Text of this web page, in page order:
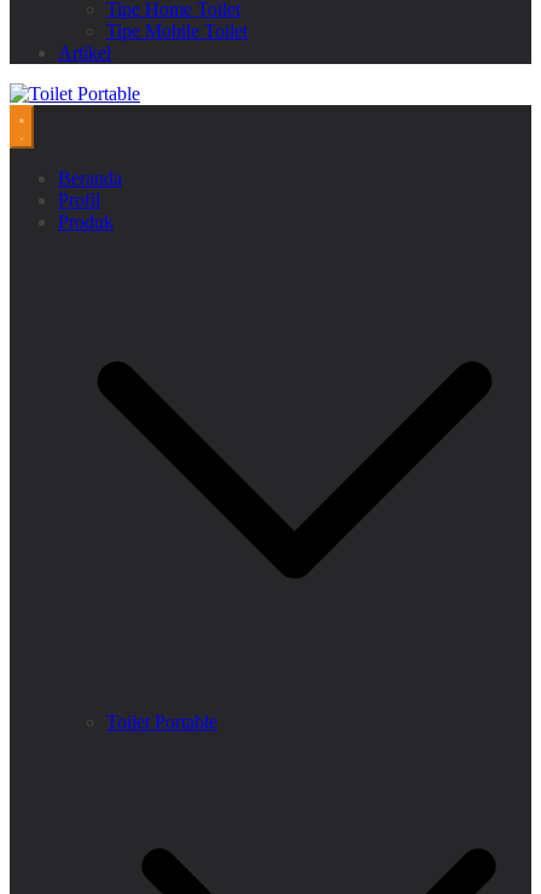
Tipe Home Toilet
Tipe Mobile Toilet
Artikel
Beranda
Profil
Produk
Toilet Portable